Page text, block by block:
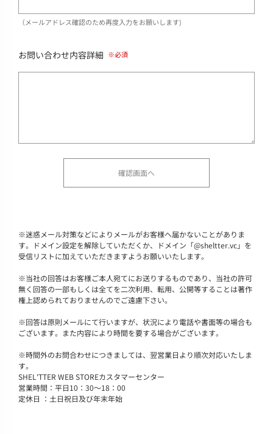
（メールアドレス確認のため再度入力をお願いします)
お問い合わせ内容詳細
※迷惑メール対策などによりメールがお客様へ届かないことがありま
す。ドメイン設定を解除していただくか、ドメイン「@sheltter.vc」を
受信リストに加えていただきますようお願いいたします。
※当社の回答はお客様ご本人宛てにお送りするものであり、当社の許可
無く回答の一部もしくは全てを二次利用、転用、公開等することは著作
権上認められておりませんのでご遠慮下さい。
※回答は原則メールにて行いますが、状況により電話や書面等の場合も
ございます。また内容により時間を要する場合がございます。
※時間外のお問合わせにつきましては、翌営業日より順次対応いたしま
す。
SHEL'TTER WEB STOREカスタマーセンター
営業時間：平日10：30～18：00
定休日 ：土日祝日及び年末年始